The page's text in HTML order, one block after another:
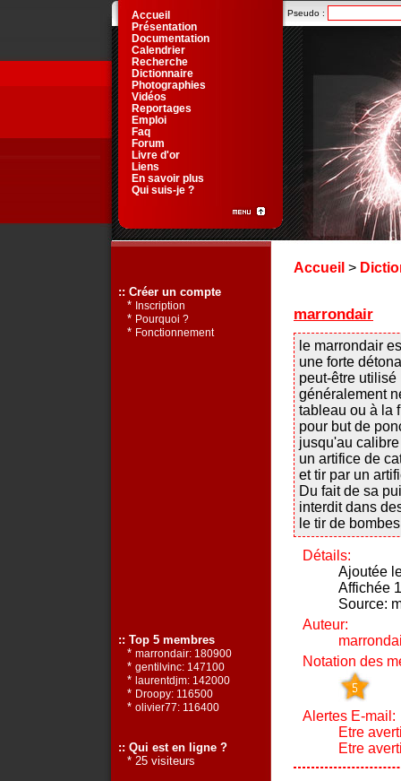
Accueil >
marrondair
le marrondair
une forte
peut-être
généralement
tableau ou à la
pour but de
jusqu'au
un artifice de
et tir par un
Du fait de sa
interdit dans
le tir de
Détails:
Ajoutée
Affichée
Source:
Auteur:
Notation des
Alertes E-mail:
Etre
Etre
Pseudo :
Accueil
Présentation
Documentation
Calendrier
Recherche
Dictionnaire
Photographies
Vidéos
Reportages
Emploi
Faq
Forum
Livre d'or
Liens
En savoir plus
Qui suis-je ?
:: Créer un compte
* Inscription
* Pourquoi ?
* Fonctionnement
:: Top 5 membres
* marrondair: 180900
* gentilvinc: 147100
* laurentdjm: 142000
* Droopy: 116500
* olivier77: 116400
:: Qui est en ligne ?
* 25 visiteurs